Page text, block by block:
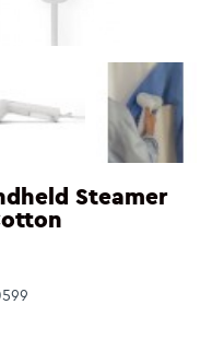
Steamer